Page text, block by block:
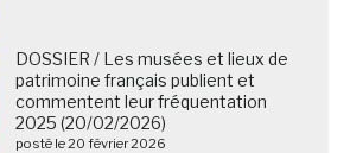
DOSSIER / Les musées et lieux de
patrimoine français publient et
commentent leur fréquentation
2025 (20/02/2026)
posté le 20 février 2026